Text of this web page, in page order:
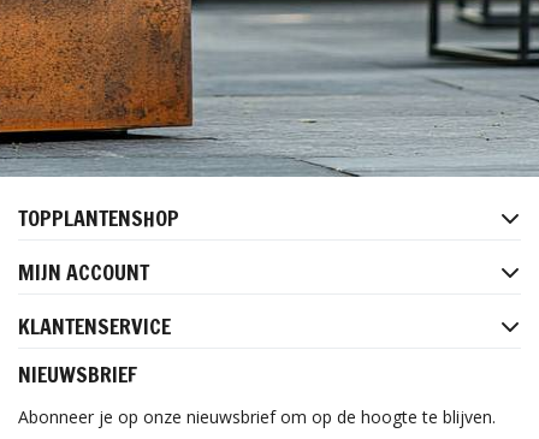
TOPPLANTENSHOP
MIJN ACCOUNT
KLANTENSERVICE
NIEUWSBRIEF
Abonneer je op onze nieuwsbrief om op de hoogte te blijven.